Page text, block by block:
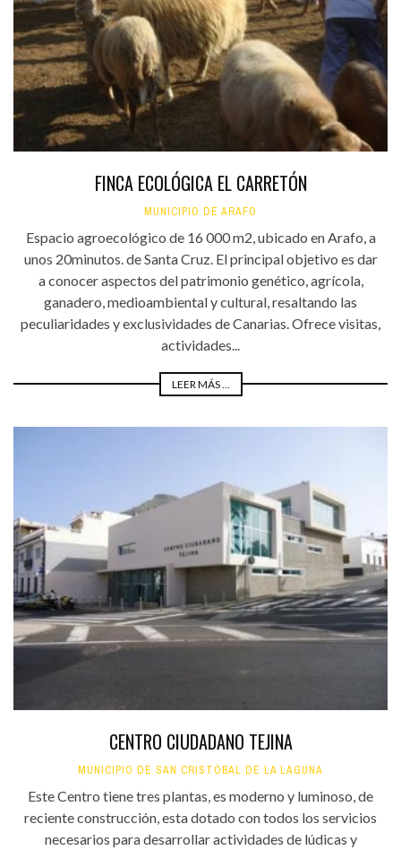
FINCA ECOLÓGICA EL CARRETÓN
MUNICIPIO DE ARAFO
Espacio agroecológico de 16 000 m2, ubicado en Arafo, a
unos 20minutos. de Santa Cruz. El principal objetivo es dar
a conocer aspectos del patrimonio genético, agrícola,
ganadero, medioambiental y cultural, resaltando las
peculiaridades y exclusividades de Canarias. Ofrece visitas,
actividades...
LEER MÁS ...
CENTRO CIUDADANO TEJINA
MUNICIPIO DE SAN CRISTÓBAL DE LA LAGUNA
Este Centro tiene tres plantas, es moderno y luminoso, de
reciente construcción, esta dotado con todos los servicios
necesarios para desarrollar actividades de lúdicas y